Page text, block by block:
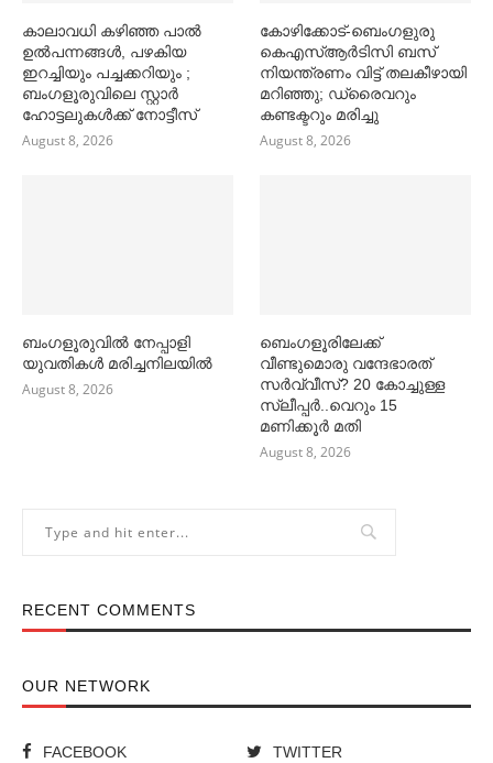
കാലാവധി കഴിഞ്ഞ പാല്‍
ഉല്‍പന്നങ്ങള്‍, പഴകിയ
ഇറച്ചിയും പച്ചക്കറിയും ;
ബംഗളൂരുവിലെ സ്റ്റാര്‍
ഹോട്ടലുകള്‍ക്ക് നോട്ടീസ്
August 8, 2026
കോഴിക്കോട്-ബെംഗളുരു
കെഎസ്ആർടിസി ബസ്
നിയന്ത്രണം വിട്ട് തലകീഴായി
മറിഞ്ഞു; ഡ്രൈവറും
കണ്ടക്ട‌റും മരിച്ചു
August 8, 2026
ബംഗളൂരുവില്‍ നേപ്പാളി
യുവതികള്‍ മരിച്ചനിലയില്‍
August 8, 2026
ബെംഗളൂരിലേക്ക്
വീണ്ടുമൊരു വന്ദേഭാരത്
സര്‍വ്വീസ്? 20 കോച്ചുള്ള
സ്ലീപ്പര്‍..വെറും 15
മണിക്കൂര്‍ മതി
August 8, 2026
RECENT COMMENTS
OUR NETWORK
FACEBOOK
TWITTER